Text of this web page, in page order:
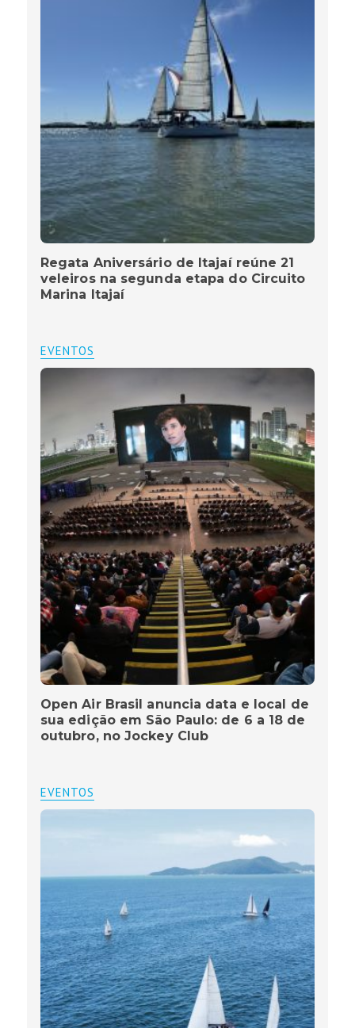
Regata Aniversário de Itajaí reúne 21
veleiros na segunda etapa do Circuito
Marina Itajaí
EVENTOS
Open Air Brasil anuncia data e local de
sua edição em São Paulo: de 6 a 18 de
outubro, no Jockey Club
EVENTOS